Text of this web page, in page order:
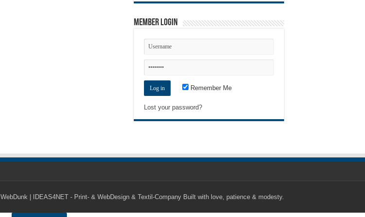
Member Login
Remember Me
Lost your password?
WebDunk | IDEAS4NET - Print- & WebDesign & Textil-Company Built with love, patience & modesty.